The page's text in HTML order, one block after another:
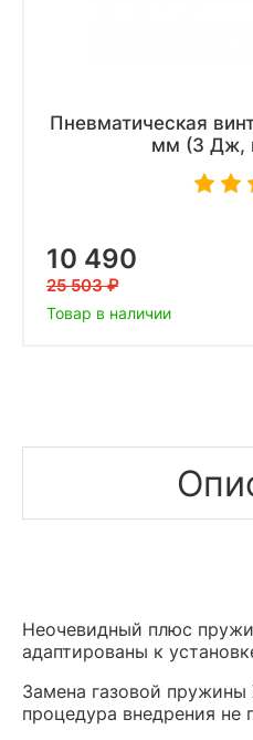
Пневматическая
мм (3 Дж,
10 490
25 503
Товар в наличии
Неочевидный плюс
адаптированы к
Замена газовой
процедура внедрения не